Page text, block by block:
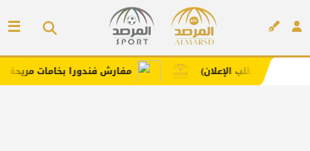
مفارش فندورا بخامات مريحة وعصرية مع الإعلان)